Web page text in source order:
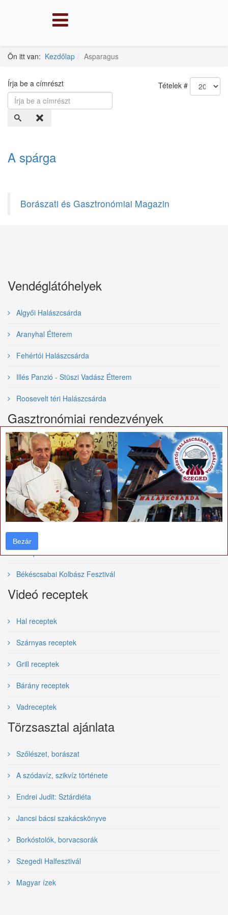
Ön itt van: Kezdőlap Asparagus
Írja be a címrészt Tételek #
A spárga
Borászati és Gasztronómiai Magazin
Vendéglátóhelyek
Algyői Halászcsárda
Aranyhal Étterem
Fehértói Halászcsárda
Illés Panzió - Stüszi Vadász Étterem
Roosevelt téri Halászcsárda
Gasztronómiai rendezvények
Nemzetközi Tiszai Halfesztivál
Bajai Halfőző Fesztivál
Szegedi Borfesztivál
Villányi vörösborfesztivál
Tolcsvai Borfesztivál
Budapesti Borfesztivál
Békéscsabai Kolbász Fesztivál
Videó receptek
Hal receptek
Szárnyas receptek
Grill receptek
Bárány receptek
Vadreceptek
Törzsasztal ajánlata
Szőlészet, borászat
A szódavíz, szikvíz története
Endrei Judit: Sztárdiéta
Jancsi bácsi szakácskönyve
Borkóstolók, borvacsorák
Szegedi Halfesztivál
Magyar ízek
×
Bezár
Bezár